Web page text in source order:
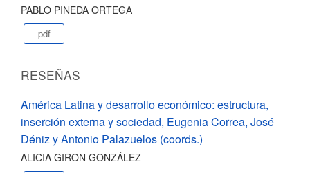
PABLO PINEDA ORTEGA
pdf
RESEÑAS
América Latina y desarrollo económico: estructura,
inserción externa y sociedad, Eugenia Correa, José
Déniz y Antonio Palazuelos (coords.)
ALICIA GIRON GONZÁLEZ